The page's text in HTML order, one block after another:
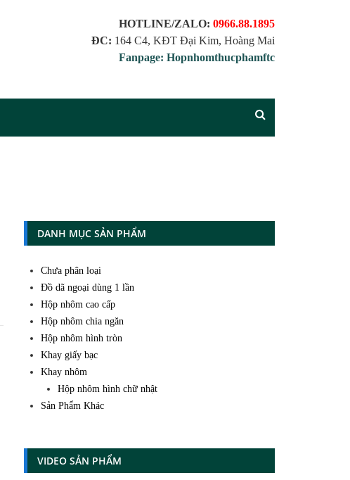
HOTLINE/ZALO: 0966.88.1895
ĐC: 164 C4, KĐT Đại Kim, Hoàng Mai
Fanpage: Hopnhomthucphamftc
DANH MỤC SẢN PHẨM
Chưa phân loại
Đồ dã ngoại dùng 1 lần
Hộp nhôm cao cấp
Hộp nhôm chia ngăn
Hộp nhôm hình tròn
Khay giấy bạc
Khay nhôm
Hộp nhôm hình chữ nhật
Sản Phẩm Khác
VIDEO SẢN PHẨM